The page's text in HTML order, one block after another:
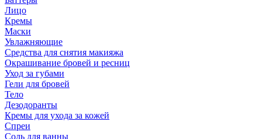
Лицо
Кремы
Маски
Увлажняющие
Средства для снятия макияжа
Окрашивание бровей и ресниц
Уход за губами
Гели для бровей
Тело
Дезодоранты
Кремы для ухода за кожей
Спреи
Соль для ванны